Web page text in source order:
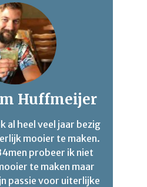
Huffmeijer
al heel veel jaar bezig
mooier te maken.
probeer ik niet
te maken maar
passie voor uiterlijke